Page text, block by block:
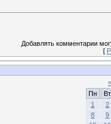
Добавлять комментарии
[
«
Пн
Вт
1
2
8
9